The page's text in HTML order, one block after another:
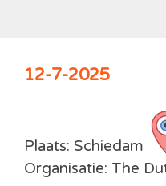
12-7-2025
Plaats: Schiedam
Organisatie: The